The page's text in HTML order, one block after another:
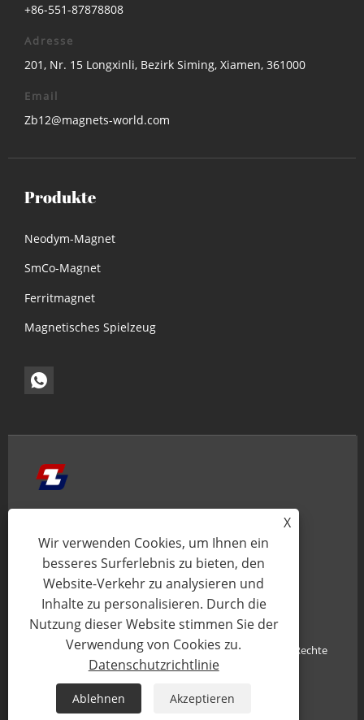
+86-551-87878808
Adresse
201, Nr. 15 Longxinli, Bezirk Siming, Xiamen, 361000
Email
Zb12@magnets-world.com
Produkte
Neodym-Magnet
SmCo-Magnet
Ferritmagnet
Magnetisches Spielzeug
PRODUKTE
NACHRICHT
WISSEN
ANFRAGE SENDEN
KONTAKTIEREN SIE UNS
Copyright© 2025 Xiamen Zhaobao Magnet Co., Ltd. Alle Rechte
Sitemap RSS Datenschutzrichtlinie
X
Wir verwenden Cookies, um Ihnen ein
besseres Surferlebnis zu bieten, den
Website-Verkehr zu analysieren und
Inhalte zu personalisieren. Durch die
Nutzung dieser Website stimmen Sie der
Verwendung von Cookies zu.
Datenschutzrichtlinie
Ablehnen Akzeptieren